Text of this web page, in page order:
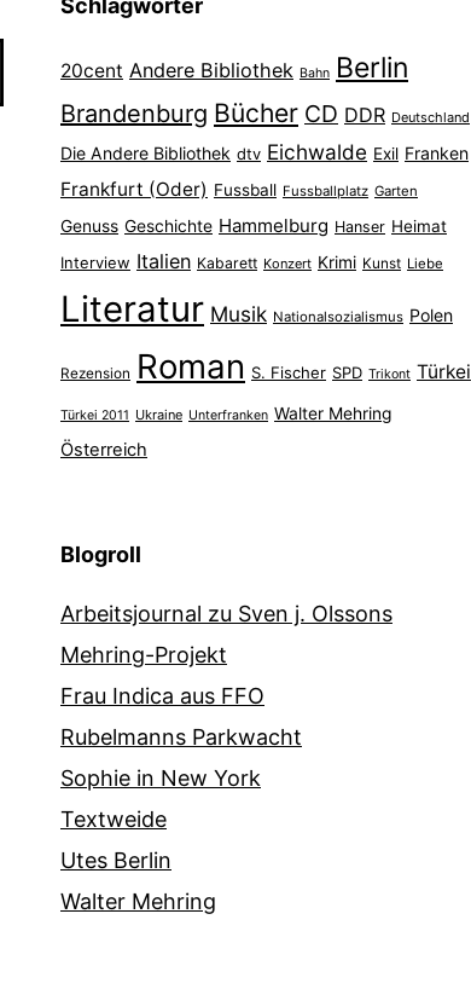
Schlagwörter
20cent Andere Bibliothek Bahn Berlin
Brandenburg Bücher CD DDR Deutschland
Die Andere Bibliothek dtv Eichwalde Exil Franken
Frankfurt (Oder) Fussball Fussballplatz Garten
Genuss Geschichte Hammelburg Hanser Heimat
Interview Italien Kabarett Konzert Krimi Kunst Liebe
Literatur Musik Nationalsozialismus Polen
Rezension Roman S. Fischer SPD Trikont Türkei
Türkei 2011 Ukraine Unterfranken Walter Mehring
Österreich
Blogroll
Arbeitsjournal zu Sven j. Olssons
Mehring-Projekt
Frau Indica aus FFO
Rubelmanns Parkwacht
Sophie in New York
Textweide
Utes Berlin
Walter Mehring